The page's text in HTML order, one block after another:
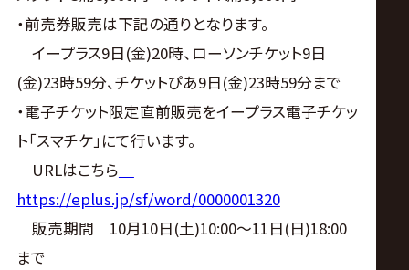
ト
・前売券販売は下記の通りとなります。
イープラス9日(金)20時、ローソンチケット9日
(金)23時59分、チケットぴあ9日(金)23時59分まで
・電子チケット限定直前販売をイープラス電子チケッ
ト「スマチケ」にて行います。
URLはこちら
https://eplus.jp/sf/word/0000001320
販売期間 10月10日(土)10:00～11日(日)18:00
まで